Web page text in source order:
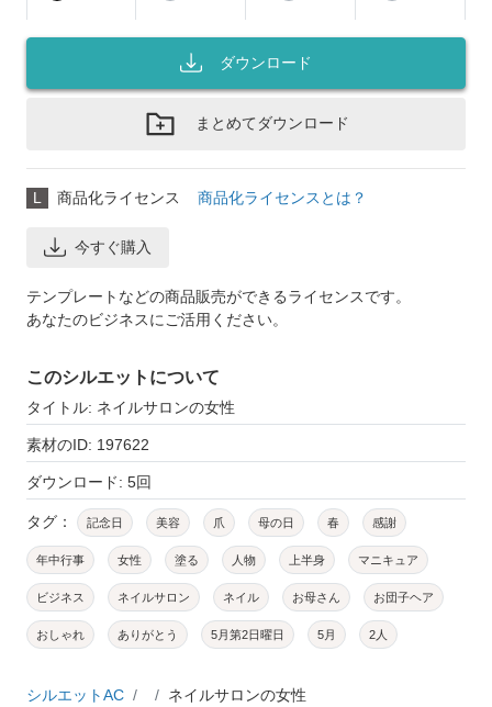
ダウンロード
まとめてダウンロード
L 商品化ライセンス 商品化ライセンスとは？
今すぐ購入
テンプレートなどの商品販売ができるライセンスです。
あなたのビジネスにご活用ください。
このシルエットについて
タイトル: ネイルサロンの女性
素材のID: 197622
ダウンロード: 5回
タグ： 記念日 美容 爪 母の日 春 感謝
年中行事 女性 塗る 人物 上半身 マニキュア
ビジネス ネイルサロン ネイル お母さん お団子ヘア
おしゃれ ありがとう 5月第2日曜日 5月 2人
シルエットAC ネイルサロンの女性